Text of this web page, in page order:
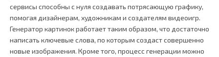
сервисы способны с нуля создавать потрясающую графику,
помогая дизайнерам, художникам и создателям видеоигр.
Генератор картинок работает таким образом, что достаточно
написать ключевые слова, по которым создаст совершенно
новые изображения. Кроме того, процесс генерации можно